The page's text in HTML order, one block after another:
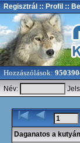
Regisztrál :: Profil ::
Hozzászólások:
Név:
Daganatos a